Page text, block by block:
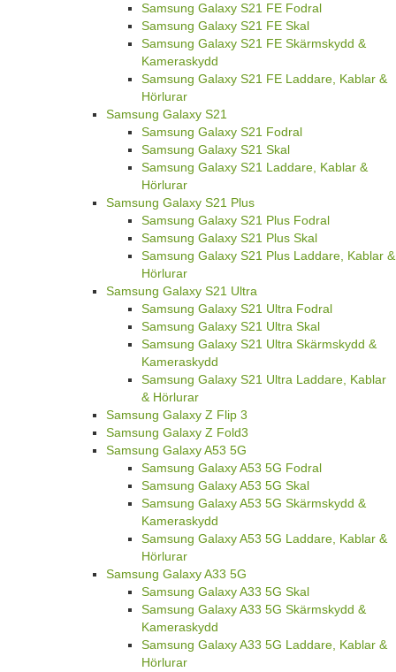
Samsung Galaxy S21 FE Fodral
Samsung Galaxy S21 FE Skal
Samsung Galaxy S21 FE Skärmskydd &
Kameraskydd
Samsung Galaxy S21 FE Laddare, Kablar &
Hörlurar
Samsung Galaxy S21
Samsung Galaxy S21 Fodral
Samsung Galaxy S21 Skal
Samsung Galaxy S21 Laddare, Kablar &
Hörlurar
Samsung Galaxy S21 Plus
Samsung Galaxy S21 Plus Fodral
Samsung Galaxy S21 Plus Skal
Samsung Galaxy S21 Plus Laddare, Kablar &
Hörlurar
Samsung Galaxy S21 Ultra
Samsung Galaxy S21 Ultra Fodral
Samsung Galaxy S21 Ultra Skal
Samsung Galaxy S21 Ultra Skärmskydd &
Kameraskydd
Samsung Galaxy S21 Ultra Laddare, Kablar
& Hörlurar
Samsung Galaxy Z Flip 3
Samsung Galaxy Z Fold3
Samsung Galaxy A53 5G
Samsung Galaxy A53 5G Fodral
Samsung Galaxy A53 5G Skal
Samsung Galaxy A53 5G Skärmskydd &
Kameraskydd
Samsung Galaxy A53 5G Laddare, Kablar &
Hörlurar
Samsung Galaxy A33 5G
Samsung Galaxy A33 5G Skal
Samsung Galaxy A33 5G Skärmskydd &
Kameraskydd
Samsung Galaxy A33 5G Laddare, Kablar &
Hörlurar